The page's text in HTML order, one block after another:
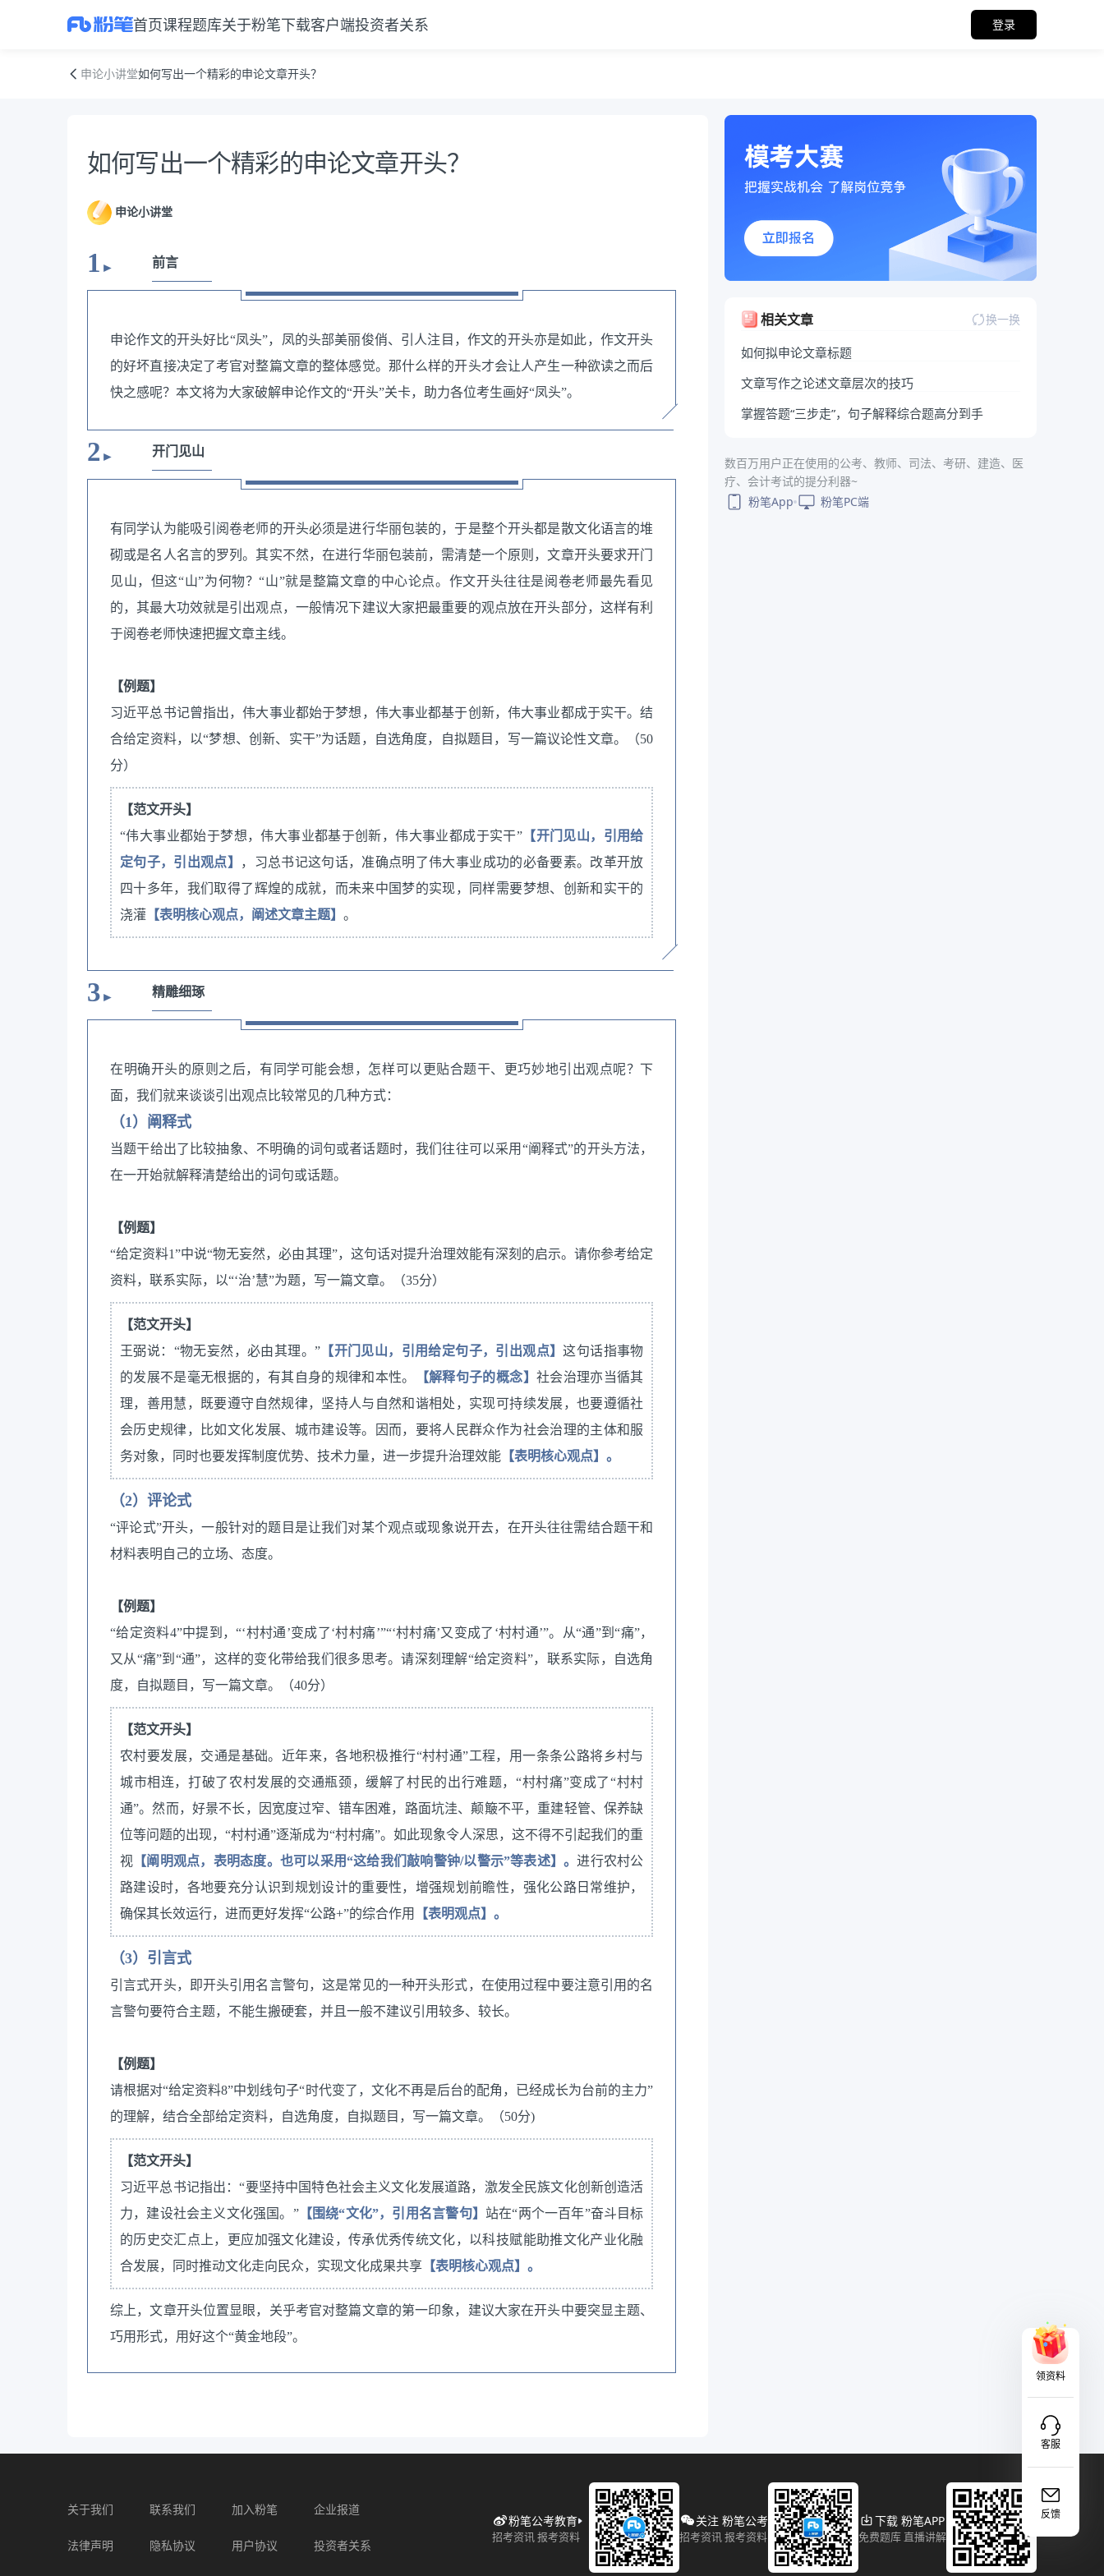
首页课程题库关于粉笔下载客户端投资者关系 登录
申论小讲堂如何写出一个精彩的申论文章开头？
如何写出一个精彩的申论文章开头？
申论小讲堂
1 ► 前言
申论作文的开头好比“凤头”，凤的头部美丽俊俏、引人注目，作文的开头亦是如此，作文开头
的好坏直接决定了考官对整篇文章的整体感觉。那什么样的开头才会让人产生一种欲读之而后
快之感呢？本文将为大家破解申论作文的“开头”关卡，助力各位考生画好“凤头”。
2 ► 开门见山
有同学认为能吸引阅卷老师的开头必须是进行华丽包装的，于是整个开头都是散文化语言的堆
砌或是名人名言的罗列。其实不然，在进行华丽包装前，需清楚一个原则，文章开头要求开门
见山，但这“山”为何物？“山”就是整篇文章的中心论点。作文开头往往是阅卷老师最先看见
的，其最大功效就是引出观点，一般情况下建议大家把最重要的观点放在开头部分，这样有利
于阅卷老师快速把握文章主线。
【例题】
习近平总书记曾指出，伟大事业都始于梦想，伟大事业都基于创新，伟大事业都成于实干。结
合给定资料，以“梦想、创新、实干”为话题，自选角度，自拟题目，写一篇议论性文章。（50
分）
【范文开头】
“伟大事业都始于梦想，伟大事业都基于创新，伟大事业都成于实干”【开门见山，引用给
定句子，引出观点】
，习总书记这句话，准确点明了伟大事业成功的必备要素。改革开放
四十多年，我们取得了辉煌的成就，而未来中国梦的实现，同样需要梦想、创新和实干的
浇灌 【表明核心观点，阐述文章主题】 。
3 ► 精雕细琢
在明确开头的原则之后，有同学可能会想，怎样可以更贴合题干、更巧妙地引出观点呢？下
面，我们就来谈谈引出观点比较常见的几种方式：
（1）阐释式
当题干给出了比较抽象、不明确的词句或者话题时，我们往往可以采用“阐释式”的开头方法，
在一开始就解释清楚给出的词句或话题。
【例题】
“给定资料1”中说“物无妄然，必由其理”，这句话对提升治理效能有深刻的启示。请你参考给定
资料，联系实际，以“‘治’慧”为题，写一篇文章。（35分）
【范文开头】
王弼说：“物无妄然，必由其理。”【开门见山，引用给定句子，引出观点】这句话指事物
的发展不是毫无根据的，有其自身的规律和本性。
【解释句子的概念】 社会治理亦当循其
理，善用慧，既要遵守自然规律，坚持人与自然和谐相处，实现可持续发展，也要遵循社
会历史规律，比如文化发展、城市建设等。因而，要将人民群众作为社会治理的主体和服
务对象，同时也要发挥制度优势、技术力量，进一步提升治理效能 【表明核心观点】。
（2）评论式
“评论式”开头，一般针对的题目是让我们对某个观点或现象说开去，在开头往往需结合题干和
材料表明自己的立场、态度。
【例题】
“给定资料4”中提到，“‘村村通’变成了‘村村痛’”“‘村村痛’又变成了‘村村通’”。从“通”到“痛”，
又从“痛”到“通”，这样的变化带给我们很多思考。请深刻理解“给定资料”，联系实际，自选角
度，自拟题目，写一篇文章。（40分）
【范文开头】
农村要发展，交通是基础。近年来，各地积极推行“村村通”工程，用一条条公路将乡村与
城市相连，打破了农村发展的交通瓶颈，缓解了村民的出行难题，“村村痛”变成了“村村
通”。然而，好景不长，因宽度过窄、错车困难，路面坑洼、颠簸不平，重建轻管、保养缺
位等问题的出现，“村村通”逐渐成为“村村痛”。如此现象令人深思，这不得不引起我们的重
视 【阐明观点，表明态度。也可以采用“这给我们敲响警钟/以警示”等表述】。进行农村公
路建设时，各地要充分认识到规划设计的重要性，增强规划前瞻性，强化公路日常维护，
确保其长效运行，进而更好发挥“公路+”的综合作用
【表明观点】。
（3）引言式
引言式开头，即开头引用名言警句，这是常见的一种开头形式，在使用过程中要注意引用的名
言警句要符合主题，不能生搬硬套，并且一般不建议引用较多、较长。
【例题】
请根据对“给定资料8”中划线句子“时代变了，文化不再是后台的配角，已经成长为台前的主力”
的理解，结合全部给定资料，自选角度，自拟题目，写一篇文章。（50分)
【范文开头】
习近平总书记指出：“要坚持中国特色社会主义文化发展道路，激发全民族文化创新创造活
力，建设社会主义文化强国。”【围绕“文化”，引用名言警句】 站在“两个一百年”奋斗目标
的历史交汇点上，更应加强文化建设，传承优秀传统文化，以科技赋能助推文化产业化融
合发展，同时推动文化走向民众，实现文化成果共享 【表明核心观点】。
综上，文章开头位置显眼，关乎考官对整篇文章的第一印象，建议大家在开头中要突显主题、
巧用形式，用好这个“黄金地段”。
相关备考资料
相关文章 换一换
如何拟申论文章标题
文章写作之论述文章层次的技巧
掌握答题“三步走”，句子解释综合题高分到手
数百万用户正在使用的公考、教师、司法、考研、建造、医
疗、会计考试的提分利器~
粉笔App
粉笔PC端
领资料
客服
反馈
关于我们 联系我们 加入粉笔 企业报道
法律声明 隐私协议 用户协议 投资者关系
粉笔公考教育
招考资讯 报考资料
关注 粉笔公考
招考资讯 报考资料
下载 粉笔APP
免费题库 直播讲解